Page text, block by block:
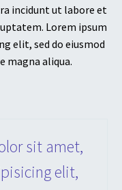
incidunt ut labore et
Lorem ipsum
elit, sed do eiusmod
magna aliqua.
sit amet,
elit,